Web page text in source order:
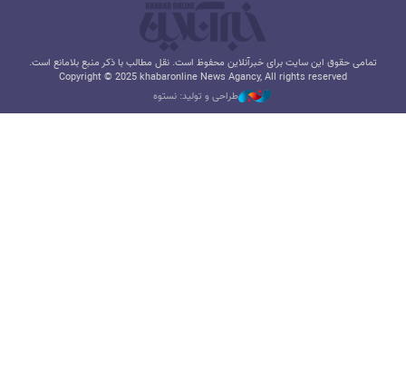
تمامی حقوق این سایت برای خبرآنلاین محفوظ است. نقل مطالب با ذکر منبع بلامانع است.
Copyright © 2025 khabaronline News Agancy, All rights reserved
طراحی و تولید: نستوه